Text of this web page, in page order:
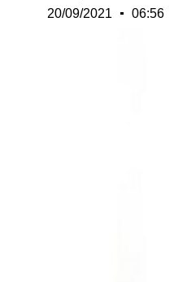
20/09/2021 06:56